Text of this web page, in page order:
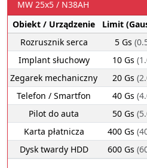
MW 25x5 / N38AH
Obiekt / Urządzenie
Limit
Rozrusznik serca
5 Gs
Implant słuchowy
10 Gs
Zegarek mechaniczny
20 Gs
Telefon / Smartfon
40 Gs
Pilot do auta
50 Gs
Karta płatnicza
400 Gs
Dysk twardy HDD
600 Gs